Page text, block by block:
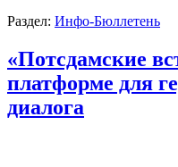
Раздел: Инфо-Бюллетень
«Потсдамские
платформе для
диалога